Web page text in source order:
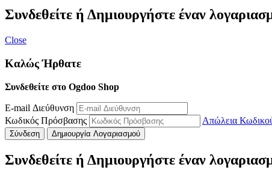
Συνδεθείτε ή Δημιουργήστε έναν
Close
Καλώς Ήρθατε
Συνδεθείτε στο Ogdoo Shop
E-mail Διεύθυνση
Κωδικός Πρόσβασης
Απώλεια
Σύνδεση Δημιουργία Λογαριασμού
Συνδεθείτε ή Δημιουργήστε έναν